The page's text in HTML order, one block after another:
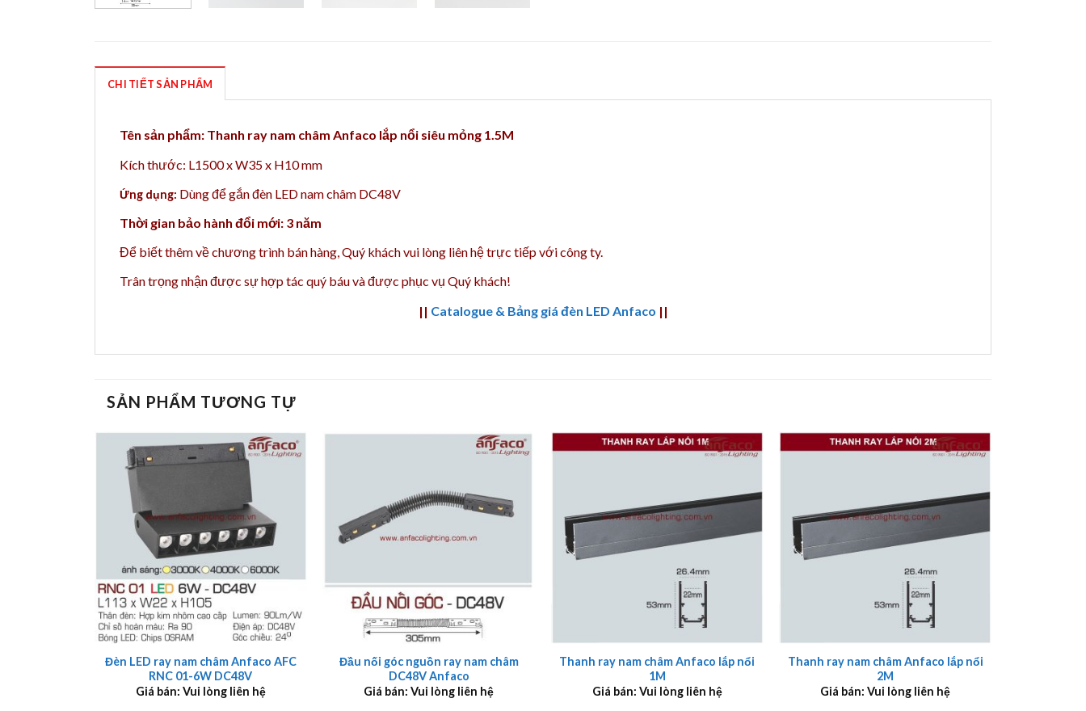
CHI TIẾT SẢN PHẨM
Tên sản phẩm: Thanh ray nam châm Anfaco lắp nổi siêu mỏng 1.5M
Kích thước: L1500 x W35 x H10 mm
Ứng dụng: Dùng để gắn đèn LED nam châm DC48V
Thời gian bảo hành đổi mới: 3 năm
Để biết thêm về chương trình bán hàng,Quý khách vui lòng liên hệ trực tiếp với công ty.
Trân trọng nhận được sự hợp tác quý báu và được phục vụ Quý khách!
|| Catalogue & Bảng giá đèn LED Anfaco ||
SẢN PHẨM TƯƠNG TỰ
+
Đèn LED ray nam châm Anfaco AFC
RNC 01-6W DC48V
Giá bán: Vui lòng liên hệ
Đầu nối góc nguồn ray nam châm
DC48V Anfaco
Giá bán: Vui lòng liên hệ
Thanh ray nam châm Anfaco lắp nổi
1M
Giá bán: Vui lòng liên hệ
Thanh ray nam châm Anfaco lắp nổi
2M
Giá bán: Vui lòng liên hệ